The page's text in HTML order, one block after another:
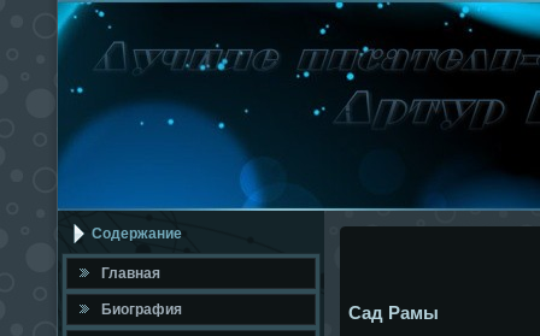
Содержание
Главная
Биография Сад Рамы